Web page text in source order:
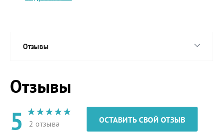
Отзывы
Отзывы
5 2 отзыва ОСТАВИТЬ СВОЙ ОТЗЫВ